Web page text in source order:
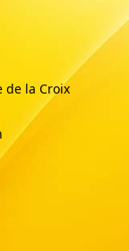
de la Croix